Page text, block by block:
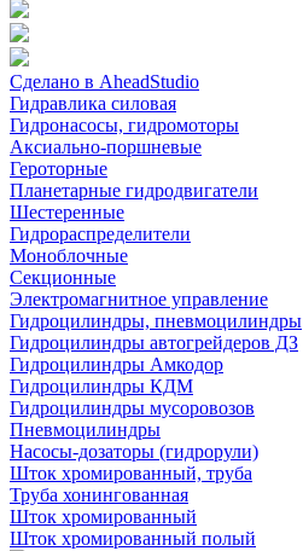
Сделано в AheadStudio
Гидравлика силовая
Гидронасосы, гидромоторы
Аксиально-поршневые
Героторные
Планетарные гидродвигатели
Шестеренные
Гидрораспределители
Моноблочные
Секционные
Электромагнитное управление
Гидроцилиндры, пневмоцилиндры
Гидроцилиндры автогрейдеров ДЗ
Гидроцилиндры Амкодор
Гидроцилиндры КДМ
Гидроцилиндры мусоровозов
Пневмоцилиндры
Насосы-дозаторы (гидрорули)
Шток хромированный, труба
Труба хонингованная
Шток хромированный
Шток хромированный полый